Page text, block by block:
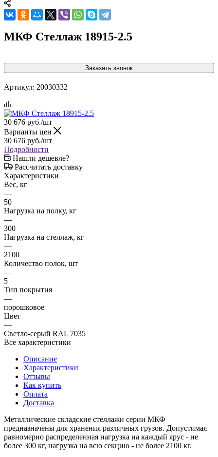
МКФ Стеллаж 18915-2.5
Заказать звонок
Артикул: 20030332
30 676 руб./шт
Варианты цен
30 676 руб./шт
Подробности
Нашли дешевле?
Рассчитать доставку
Характеристики
Вес, кг
—
50
Нагрузка на полку, кг
—
300
Нагрузка на стеллаж, кг
—
2100
Количество полок, шт
—
5
Тип покрытия
—
порошковое
Цвет
—
Светло-серый RAL 7035
Все характеристики
Описание
Характеристики
Отзывы
Как купить
Оплата
Доставка
Металлические складские стеллажи серии МКФ
предназначены для хранения различных грузов. Допустимая
равномерно распределенная нагрузка на каждый ярус - не
более 300 кг, нагрузка на всю секцию - не более 2100 кг.